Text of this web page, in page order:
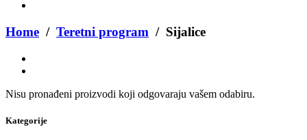
Home / Teretni program / Sijalice
Nisu pronađeni proizvodi koji odgovaraju vašem odabiru.
Kategorije